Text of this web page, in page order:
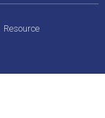
Resource